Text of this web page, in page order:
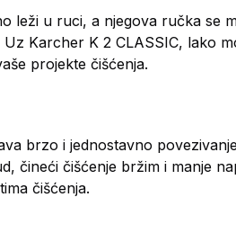
leži u ruci, a njegova ručka se
Karcher K 2 CLASSIC, lako
projekte čišćenja.
brzo i jednostavno
čineći čišćenje bržim i manje
čišćenja.